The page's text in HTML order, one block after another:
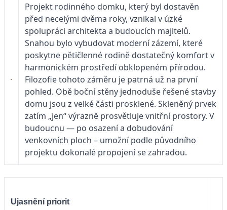
Projekt rodinného domku, který byl dostavěn
před necelými dvěma roky, vznikal v úzké
spolupráci architekta a budoucích majitelů.
Snahou bylo vybudovat moderní zázemí, které
poskytne pětičlenné rodině dostatečný komfort v
harmonickém prostředí obklopeném přírodou.
Filozofie tohoto záměru je patrná už na první
pohled. Obě boční stěny jednoduše řešené stavby
domu jsou z velké části prosklené. Skleněný prvek
zatím „jen“ výrazně prosvětluje vnitřní prostory. V
budoucnu — po osazení a dobudování
venkovních ploch – umožní podle původního
projektu dokonalé propojení se zahradou.
Ujasnění priorit